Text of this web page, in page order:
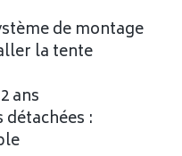
de montage
la tente
ans
: